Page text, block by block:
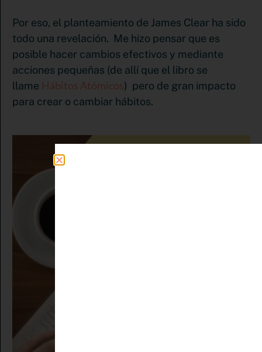
Por eso, el planteamiento de James Clear ha sido
todo una revelación. Me hizo pensar que es
posible hacer cambios efectivos y mediante
acciones pequeñas (de allí que el libro se
llame Hábitos Atómicos) pero de gran impacto
para crear o cambiar hábitos.